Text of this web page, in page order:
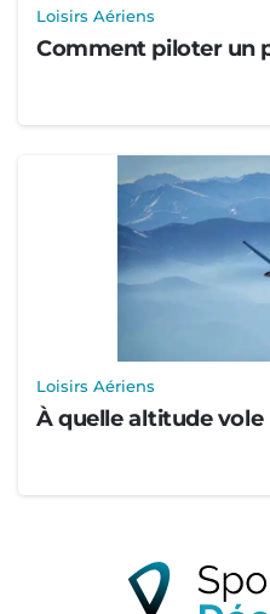
Loisirs Aériens
Comment piloter un
Loisirs Aériens
À quelle altitude vole